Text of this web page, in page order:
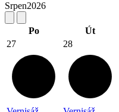
Srpen2026
Po Út
27
28